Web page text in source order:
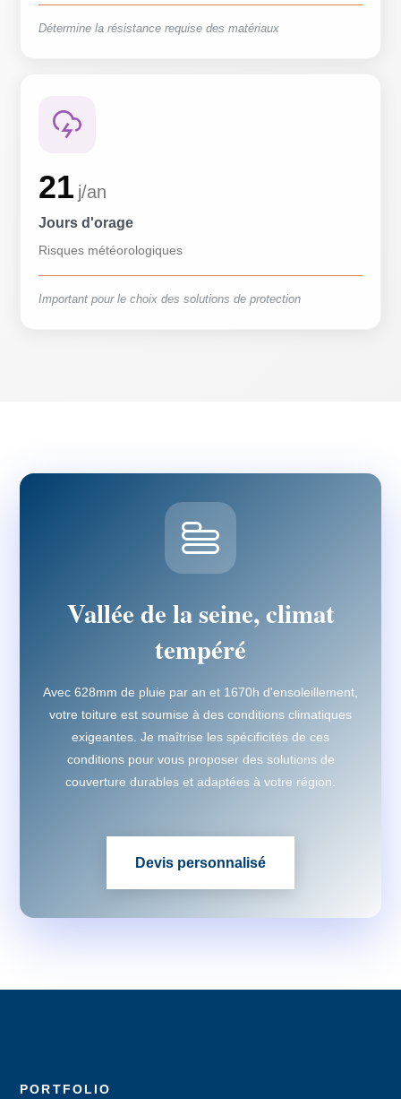
Détermine la résistance requise des matériaux
21 j/an
Jours d'orage
Risques météorologiques
Important pour le choix des solutions de protection
Vallée de la seine, climat
tempéré
Avec 628mm de pluie par an et 1670h d'ensoleillement,
votre toiture est soumise à des conditions climatiques
exigeantes. Je maîtrise les spécificités de ces
conditions pour vous proposer des solutions de
couverture durables et adaptées à votre région.
Devis personnalisé
PORTFOLIO